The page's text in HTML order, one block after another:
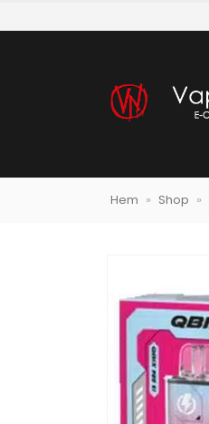
Hem » Shop »